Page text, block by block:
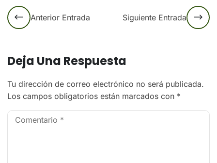
Anterior Entrada Siguiente Entrada
Deja Una Respuesta
Tu dirección de correo electrónico no será publicada.
Los campos obligatorios están marcados con *